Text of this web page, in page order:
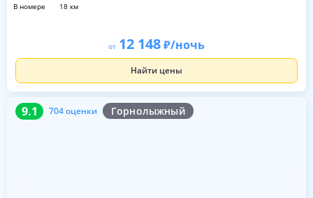
в номере 18 км
от 12 148 /ночь
Найти цены
9.1 704 оценки Горнолыжный
9.1 704 оценки